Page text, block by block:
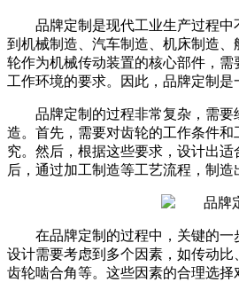
品牌定制是现代工业生产过程中
到机械制造、汽车制造、机床制造
轮作为机械传动装置的核心部件，
工作环境的要求。因此，品牌定制是
品牌定制的过程非常复杂，需要
造。首先，需要对齿轮的工作条件
究。然后，根据这些要求，设计出
后，通过加工制造等工艺流程，制造
在品牌定制的过程中，关键的
设计需要考虑到多个因素，如传动比
齿轮啮合角等。这些因素的合理选